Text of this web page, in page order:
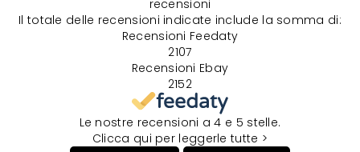
recensioni
Il totale delle recensioni indicate include la somma di:
Recensioni Feedaty
2107
Recensioni Ebay
2152
Le nostre recensioni a 4 e 5 stelle.
Clicca qui per leggerle tutte >